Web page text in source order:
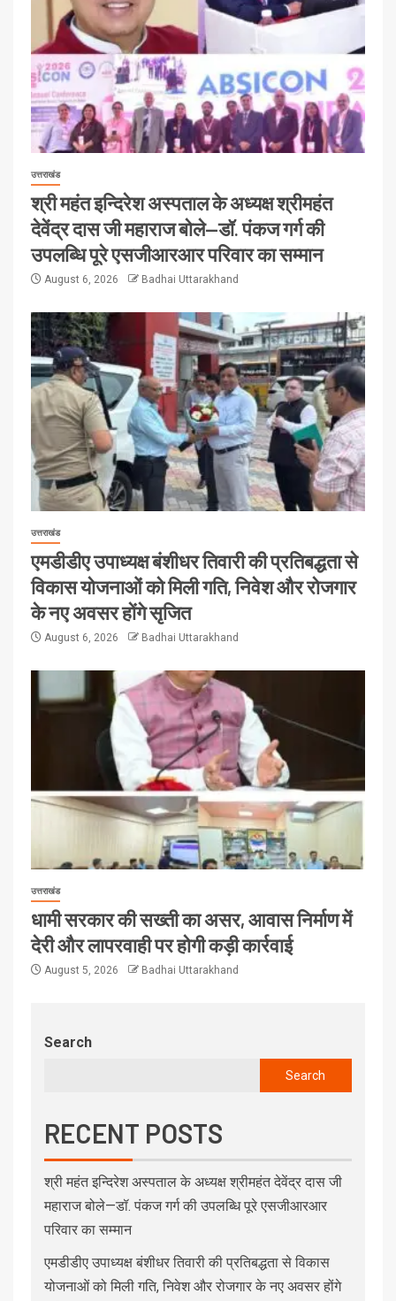
उत्तराखंड
श्री महंत इन्दिरेश अस्पताल के अध्यक्ष श्रीमहंत
देवेंद्र दास जी महाराज बोले—डॉ. पंकज गर्ग की
उपलब्धि पूरे एसजीआरआर परिवार का सम्मान
August 6, 2026 Badhai Uttarakhand
उत्तराखंड
एमडीडीए उपाध्यक्ष बंशीधर तिवारी की प्रतिबद्धता से
विकास योजनाओं को मिली गति, निवेश और रोजगार
के नए अवसर होंगे सृजित
August 6, 2026 Badhai Uttarakhand
उत्तराखंड
धामी सरकार की सख्ती का असर, आवास निर्माण में
देरी और लापरवाही पर होगी कड़ी कार्रवाई
August 5, 2026 Badhai Uttarakhand
Search
Search
RECENT POSTS
श्री महंत इन्दिरेश अस्पताल के अध्यक्ष श्रीमहंत देवेंद्र दास जी
महाराज बोले—डॉ. पंकज गर्ग की उपलब्धि पूरे एसजीआरआर
परिवार का सम्मान
एमडीडीए उपाध्यक्ष बंशीधर तिवारी की प्रतिबद्धता से विकास
योजनाओं को मिली गति, निवेश और रोजगार के नए अवसर होंगे